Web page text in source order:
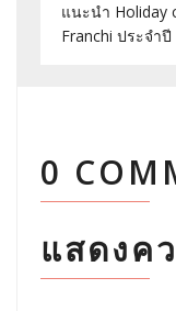
แนะนำ Holiday
Franchi ประจำปี
0
แสดงค